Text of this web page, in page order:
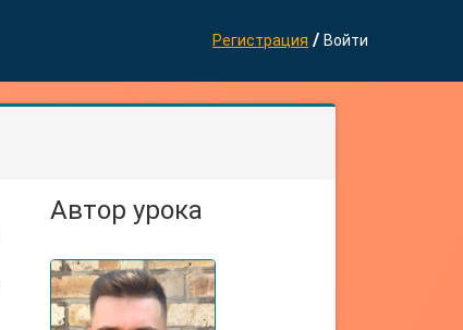
Регистрация / Войти
Автор урока